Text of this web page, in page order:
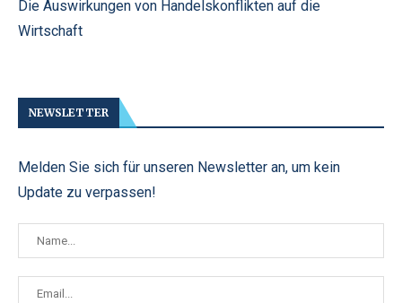
Die Auswirkungen von Handelskonflikten auf die
Wirtschaft
NEWSLETTER
Melden Sie sich für unseren Newsletter an, um kein
Update zu verpassen!